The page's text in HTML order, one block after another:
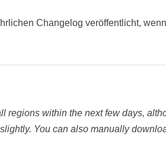
Changelog veröffentlicht,
regions within the next few days,
You can also manually